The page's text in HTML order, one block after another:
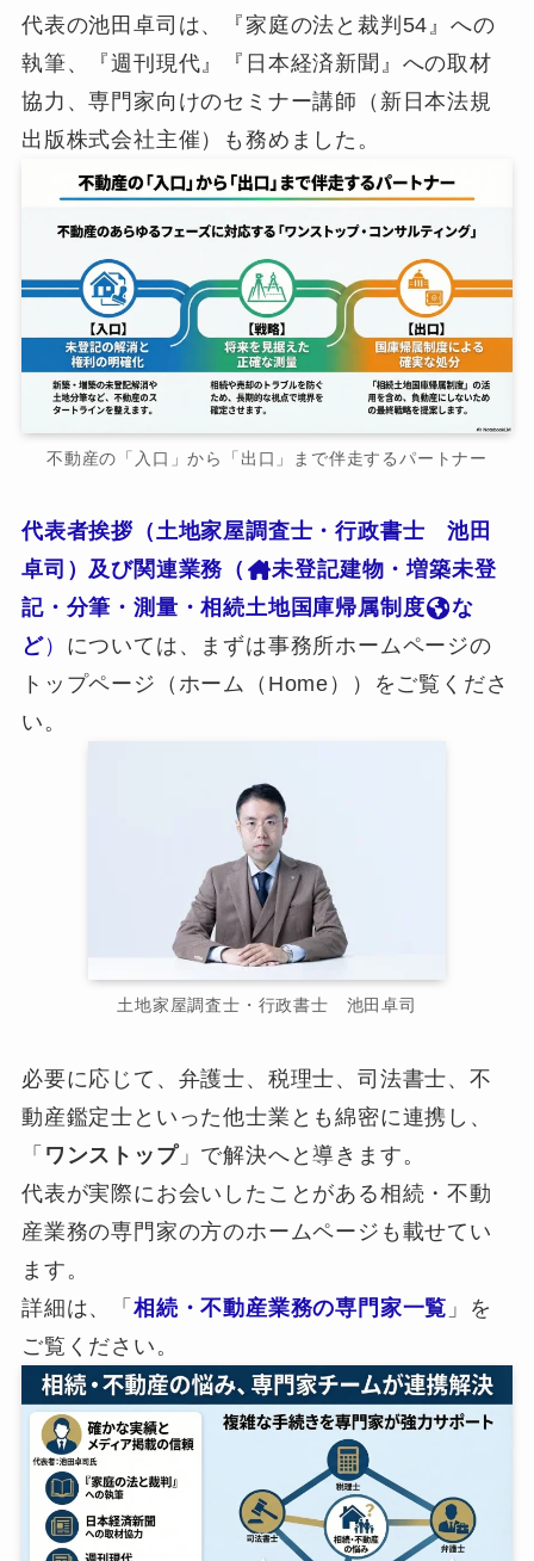
代表の池田卓司は、『家庭の法と裁判54』への
執筆、『週刊現代』『日本経済新聞』への取材
協力、専門家向けのセミナー講師（新日本法規
出版株式会社主催）も務めました。
不動産の「入口」から「出口」まで伴走するパートナー
代表者挨拶（土地家屋調査士・行政書士 池田
卓司）及び関連業務（
未登記建物・増築未登
記・分筆・測量・相続土地国庫帰属制度
な
ど） については、まずは事務所ホームページの
トップページ（ホーム（Home））をご覧くださ
い。
土地家屋調査士・行政書士 池田卓司
必要に応じて、弁護士、税理士、司法書士、不
動産鑑定士といった他士業とも綿密に連携し、
「 ワンストップ」で解決へと導きます。
代表が実際にお会いしたことがある相続・不動
産業務の専門家の方のホームページも載せてい
ます。
詳細は、「 相続・不動産業務の専門家一覧 」を
ご覧ください。